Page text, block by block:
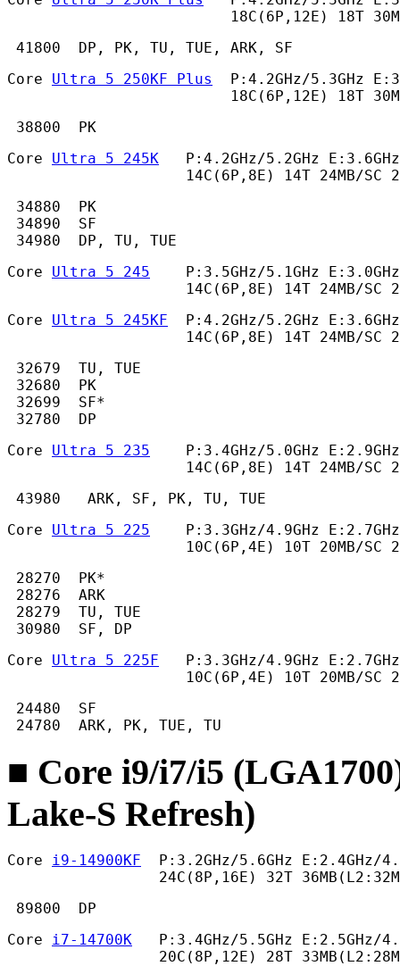
18C(6P,12E) 18T
41800  DP, PK, TU, TUE, ARK, SF
Core Ultra 5 250KF Plus
P:4.2GHz/5.3GHz
18C(6P,12E) 18T
38800  PK
Core Ultra 5 245K
P:4.2GHz/5.2GHz
14C(6P,8E) 14T 24MB/SC
34880  PK
34890  SF
34980  DP, TU, TUE
Core Ultra 5 245
P:3.5GHz/5.1GHz
14C(6P,8E) 14T 24MB/SC
Core Ultra 5 245KF
P:4.2GHz/5.2GHz
14C(6P,8E) 14T 24MB/SC
32679  TU, TUE
32680  PK
32699  SF*
32780  DP
Core Ultra 5 235
P:3.4GHz/5.0GHz
14C(6P,8E) 14T 24MB/SC
43980   ARK, SF, PK, TU, TUE
Core Ultra 5 225
P:3.3GHz/4.9GHz
10C(6P,4E) 10T 20MB/SC
28270  PK*
28276  ARK
28279  TU, TUE
30980  SF, DP
Core Ultra 5 225F
P:3.3GHz/4.9GHz
10C(6P,4E) 10T 20MB/SC
24480  SF
24780  ARK, PK, TUE, TU
■ Core i9/i7/i5
Lake-S Refresh)
Core i9-14900KF
P:3.2GHz/5.6GHz E:2.4GHz/
24C(8P,16E) 32T
89800  DP
Core i7-14700K
P:3.4GHz/5.5GHz E:2.5GHz/
20C(8P,12E) 28T